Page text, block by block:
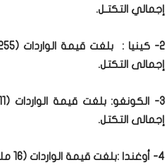
إجمالي التكتـل.
إجمالى التكتل.
إجمالى التكتل.